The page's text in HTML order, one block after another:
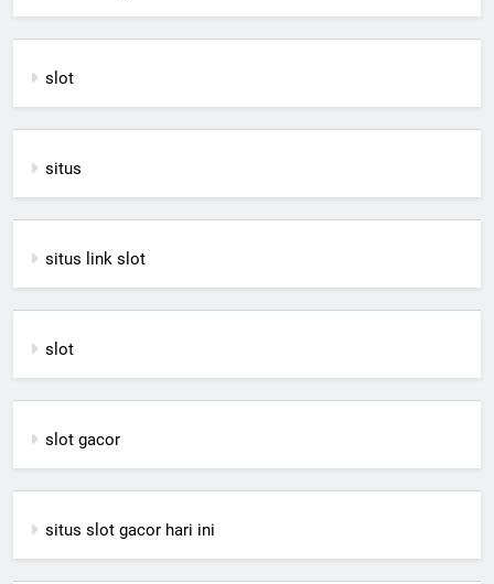
slot
situs
situs link slot
slot
slot gacor
situs slot gacor hari ini